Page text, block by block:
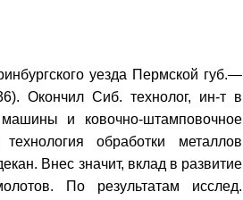
уезда Пермской губ.—
Окончил Сиб. технолог, ин-т в
и ковочно-штамповочное
обработки металлов
Внес значит, вклад в развитие
По результатам исслед.